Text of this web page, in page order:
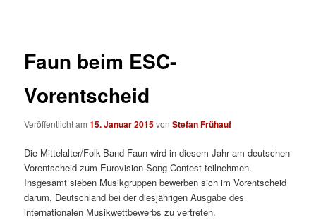
Faun beim ESC-
Vorentscheid
Veröffentlicht am15. Januar 2015vonStefan Frühauf
Die Mittelalter/Folk-Band Faun wird in diesem Jahr am deutschen
Vorentscheid zum Eurovision Song Contest teilnehmen.
Insgesamt sieben Musikgruppen bewerben sich im Vorentscheid
darum, Deutschland bei der diesjährigen Ausgabe des
internationalen Musikwettbewerbs zu vertreten.